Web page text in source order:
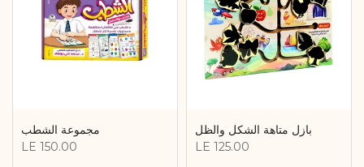
مجموعة الشطب
LE 150.00
بازل متاهة الشكل والظل
LE 125.00